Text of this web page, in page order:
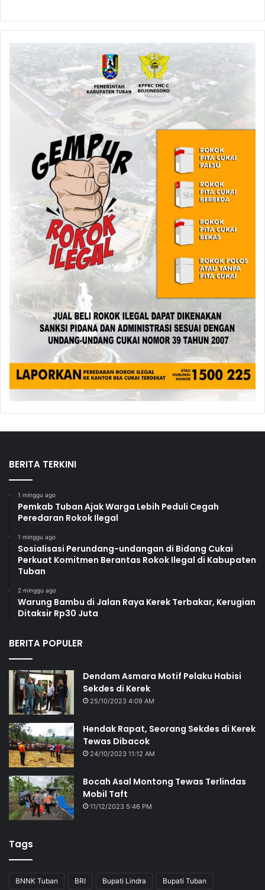
BERITA TERKINI
1 minggu ago
Pemkab Tuban Ajak Warga Lebih Peduli Cegah
Peredaran Rokok Ilegal
1 minggu ago
Sosialisasi Perundang-undangan di Bidang Cukai
Perkuat Komitmen Berantas Rokok Ilegal di Kabupaten
Tuban
2 minggu ago
Warung Bambu di Jalan Raya Kerek Terbakar, Kerugian
Ditaksir Rp30 Juta
BERITA POPULER
Dendam Asmara Motif Pelaku Habisi
Sekdes di Kerek
25/10/2023 4:09 AM
Hendak Rapat, Seorang Sekdes di Kerek
Tewas Dibacok
24/10/2023 11:12 AM
Bocah Asal Montong Tewas Terlindas
Mobil Taft
11/12/2023 5:46 PM
Tags
BNNK Tuban BRI Bupati Lindra Bupati Tuban